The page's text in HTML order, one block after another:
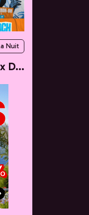
Nuit
It's B(ea)ch Party #7 - Gaga x Dua